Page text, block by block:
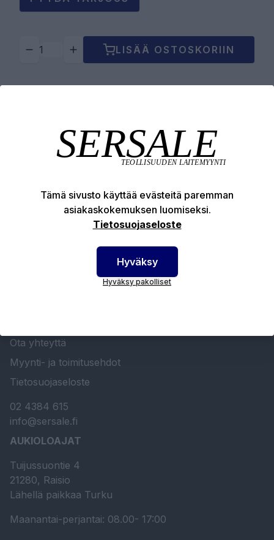
LISÄÄ OSTOSKORIIN
Tekniset edut
SERSALE OY MAALAUSLAITTEIDEN ERIKOISLIIKE
Ota yhteyttä
Myynti- ja toimitusehdot
Tietosuojaseloste
02 4384 615
info@sersale.fi
AUKIOLOAJAT
Tuijussuontie 4
21280, Raisio
Lähellä paikkaa Turku
Maanantai-perjantai: 08.00- 17:00
Tämä sivusto käyttää evästeitä paremman
asiakaskokemuksen luomiseksi.
Tietosuojaseloste
Hyväksy
Hyväksy pakolliset